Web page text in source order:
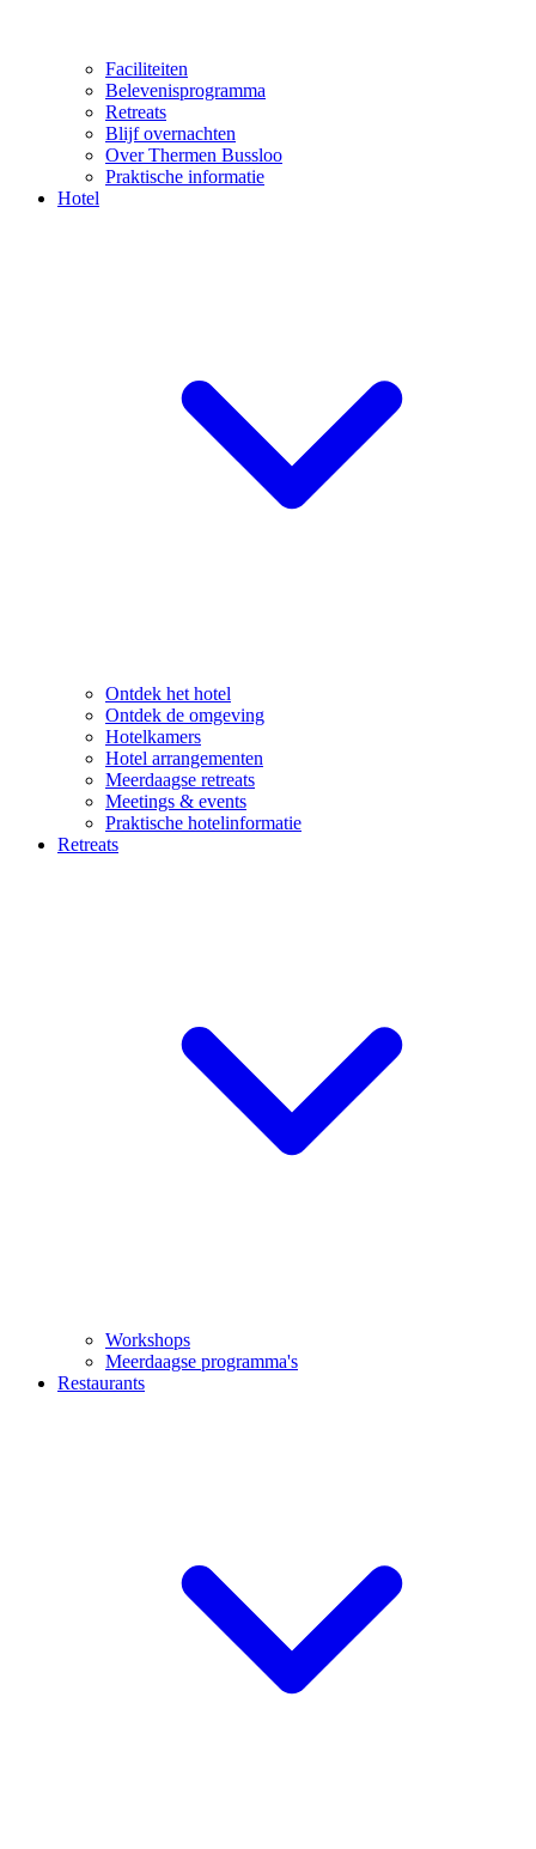
Faciliteiten
Belevenisprogramma
Retreats
Blijf overnachten
Over Thermen Bussloo
Praktische informatie
Hotel
Ontdek het hotel
Ontdek de omgeving
Hotelkamers
Hotel arrangementen
Meerdaagse retreats
Meetings & events
Praktische hotelinformatie
Retreats
Workshops
Meerdaagse programma's
Restaurants